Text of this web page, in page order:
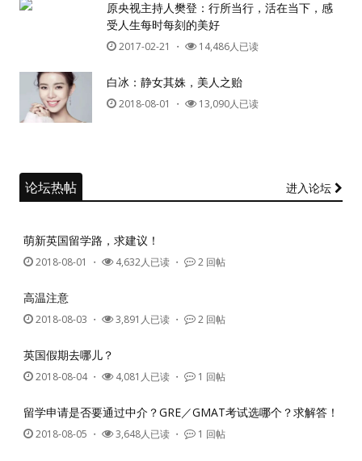
原央视主持人樊登：行所当行，活在当下，感
受人生每时每刻的美好
2017-02-21 ・ 14,486人已读
白冰：静女其姝，美人之贻
2018-08-01 ・ 13,090人已读
论坛热帖 进入论坛
萌新英国留学路，求建议！
2018-08-01 ・ 4,632人已读 ・ 2 回帖
高温注意
2018-08-03 ・ 3,891人已读 ・ 2 回帖
英国假期去哪儿？
2018-08-04・ 4,081人已读 ・ 1 回帖
留学申请是否要通过中介？GRE／GMAT考试选哪个？求解答！
2018-08-05 ・ 3,648人已读 ・ 1 回帖